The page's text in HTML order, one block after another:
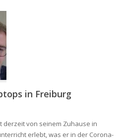
in Freiburg
derzeit von seinem Zuhause in
erlebt, was er in der Corona-